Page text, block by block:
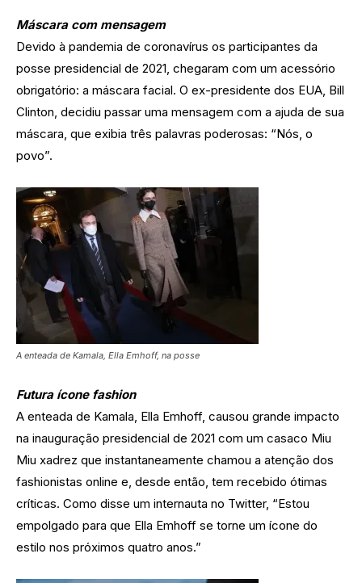
Máscara com mensagem
Devido à pandemia de coronavírus os participantes da
posse presidencial de 2021, chegaram com um acessório
obrigatório: a máscara facial. O ex-presidente dos EUA, Bill
Clinton, decidiu passar uma mensagem com a ajuda de sua
máscara, que exibia três palavras poderosas: “Nós, o
povo”.
A enteada de Kamala, Ella Emhoff, na posse
Futura ícone fashion
A enteada de Kamala, Ella Emhoff, causou grande impacto
na inauguração presidencial de 2021 com um casaco Miu
Miu xadrez que instantaneamente chamou a atenção dos
fashionistas online e, desde então, tem recebido ótimas
críticas. Como disse um internauta no Twitter, “Estou
empolgado para que Ella Emhoff se torne um ícone do
estilo nos próximos quatro anos.”